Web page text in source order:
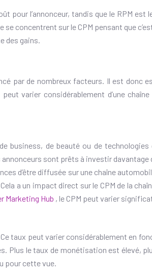
pour l’annonceur, tandis que le RPM
concentrent sur le CPM pensant que
des gains.
par de nombreux facteurs. Il est donc
varier considérablement d’une chaîne
business, de beauté ou de
sont prêts à investir
d’être diffusée sur une chaîne
a un impact direct sur le CPM de la
Marketing Hub , le CPM peut varier
taux peut varier considérablement en
Plus le taux de monétisation est élevé,
pour cette vue.